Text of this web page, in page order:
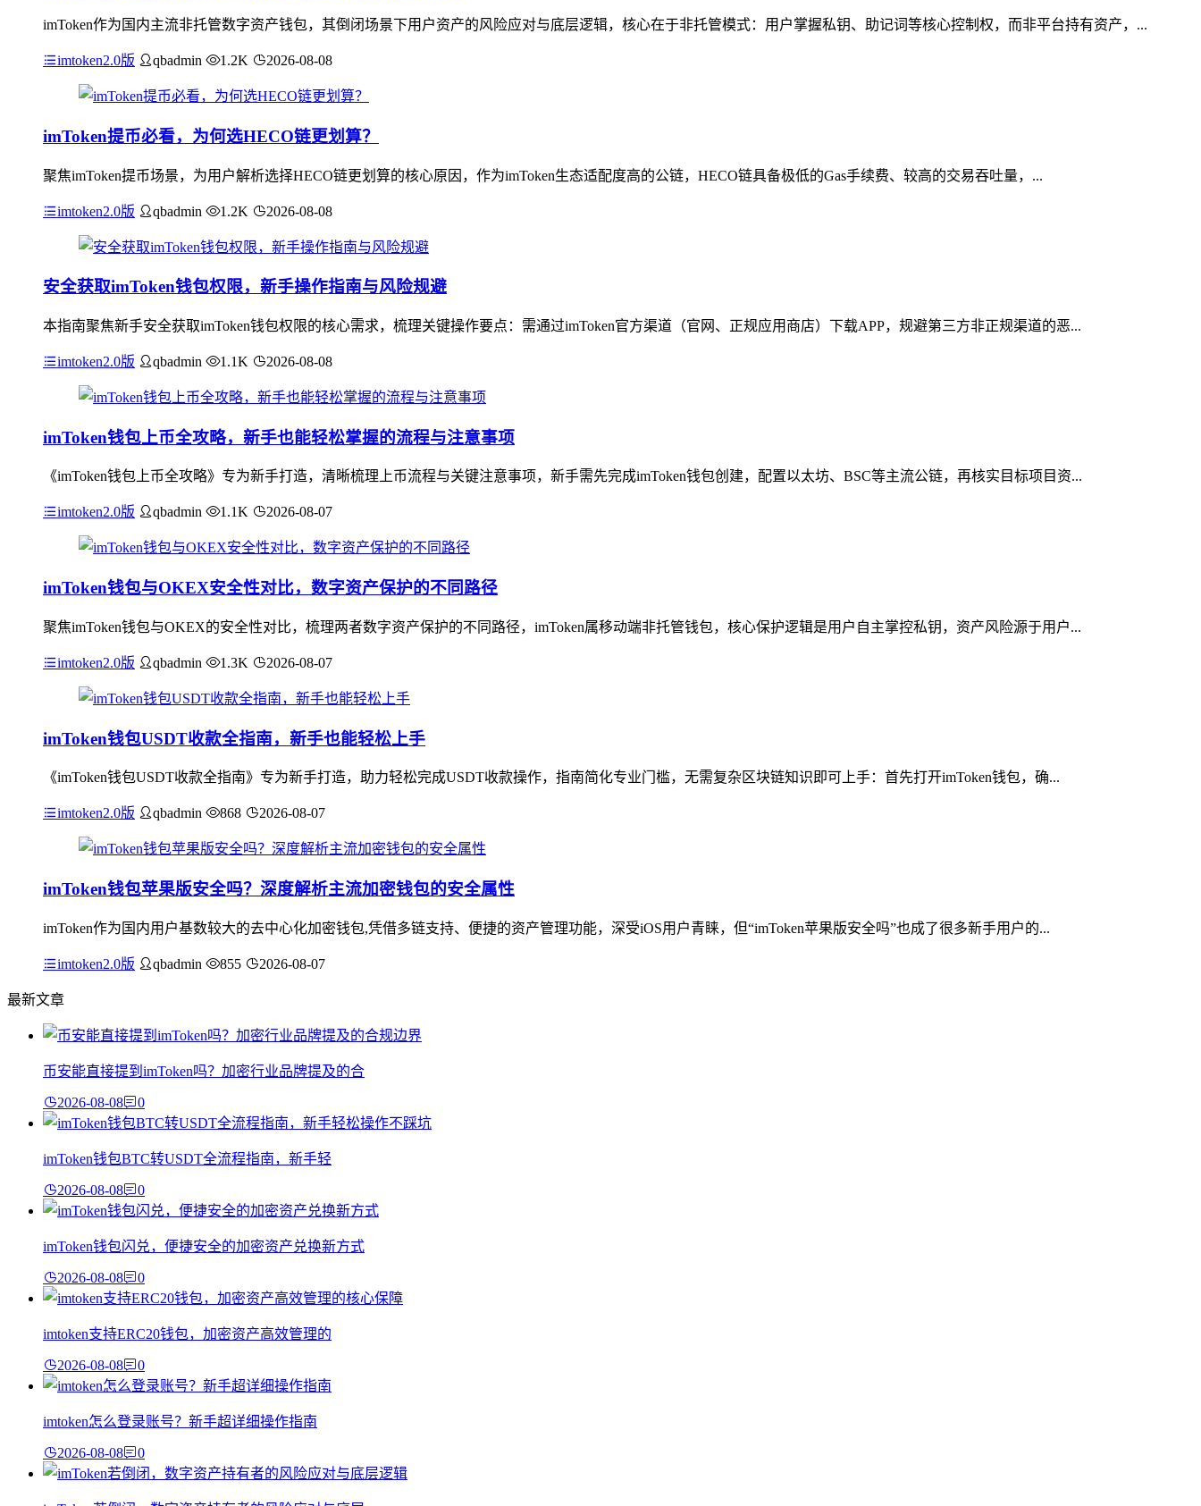
imToken作为国内主流非托管数字资产钱包，其倒闭场景下用户资产的风险应对与底层逻辑，核心在于非托管模式：用户掌握私钥、助记词等核心控制权，而非平台持有资产，...
imtoken2.0版 qbadmin 1.2K 2026-08-08
imToken提币必看，为何选HECO链更划算？
聚焦imToken提币场景，为用户解析选择HECO链更划算的核心原因，作为imToken生态适配度高的公链，HECO链具备极低的Gas手续费、较高的交易吞吐量，...
imtoken2.0版 qbadmin 1.2K 2026-08-08
安全获取imToken钱包权限，新手操作指南与风险规避
本指南聚焦新手安全获取imToken钱包权限的核心需求，梳理关键操作要点：需通过imToken官方渠道（官网、正规应用商店）下载APP，规避第三方非正规渠道的恶...
imtoken2.0版 qbadmin 1.1K 2026-08-08
imToken钱包上币全攻略，新手也能轻松掌握的流程与注意事项
《imToken钱包上币全攻略》专为新手打造，清晰梳理上币流程与关键注意事项，新手需先完成imToken钱包创建，配置以太坊、BSC等主流公链，再核实目标项目资...
imtoken2.0版 qbadmin 1.1K 2026-08-07
imToken钱包与OKEX安全性对比，数字资产保护的不同路径
聚焦imToken钱包与OKEX的安全性对比，梳理两者数字资产保护的不同路径，imToken属移动端非托管钱包，核心保护逻辑是用户自主掌控私钥，资产风险源于用户...
imtoken2.0版 qbadmin 1.3K 2026-08-07
imToken钱包USDT收款全指南，新手也能轻松上手
《imToken钱包USDT收款全指南》专为新手打造，助力轻松完成USDT收款操作，指南简化专业门槛，无需复杂区块链知识即可上手：首先打开imToken钱包，确...
imtoken2.0版 qbadmin 868 2026-08-07
imToken钱包苹果版安全吗？深度解析主流加密钱包的安全属性
imToken作为国内用户基数较大的去中心化加密钱包,凭借多链支持、便捷的资产管理功能，深受iOS用户青睐，但“imToken苹果版安全吗”也成了很多新手用户的...
imtoken2.0版 qbadmin 855 2026-08-07
最新文章
币安能直接提到imToken吗？加密行业品牌提及的合
2026-08-08 0
imToken钱包BTC转USDT全流程指南，新手轻
2026-08-08 0
imToken钱包闪兑，便捷安全的加密资产兑换新方式
2026-08-08 0
imtoken支持ERC20钱包，加密资产高效管理的
2026-08-08 0
imtoken怎么登录账号？新手超详细操作指南
2026-08-08 0